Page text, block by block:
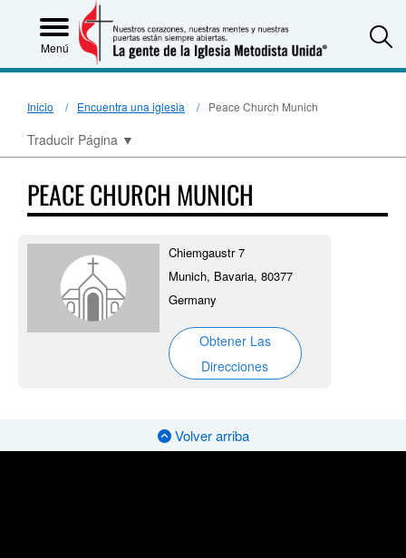
Menú
Inicio Encuentra una iglesia Peace Church Munich
Traducir Página ▼
PEACE CHURCH MUNICH
Chiemgaustr 7
Munich, Bavaria, 80377
Germany
Obtener Las
Direcciones
Volver arriba